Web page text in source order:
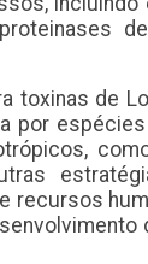
toxinas de
por
recursos